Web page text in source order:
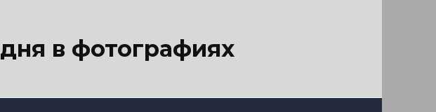
в фотографиях